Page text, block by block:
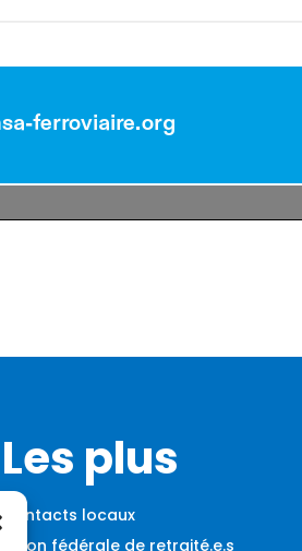
Les plus
Contacts locaux
Union fédérale de retraité.e.s